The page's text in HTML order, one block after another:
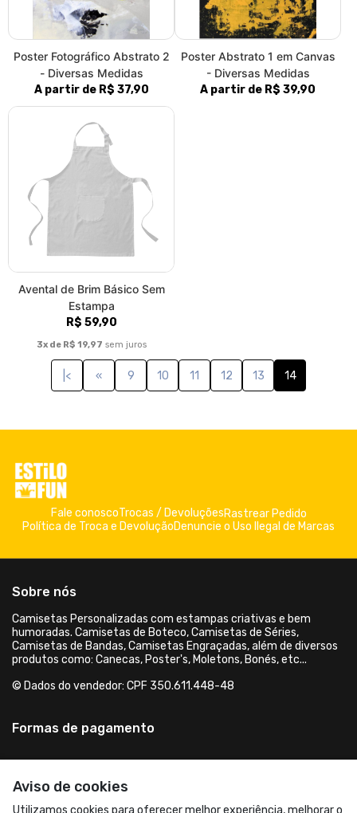
Poster Fotográfico Abstrato 2
- Diversas Medidas
A partir de R$ 37,90
Poster Abstrato 1 em Canvas
- Diversas Medidas
A partir de R$ 39,90
Avental de Brim Básico Sem
Estampa
R$ 59,90
3x de R$ 19,97 sem juros
|< « 9 10 11 12 13 14
Aviso de cookies
Utilizamos cookies para oferecer melhor experiência, melhorar o
Fale conoscoTrocas / DevoluçõesRastrear Pedido
Política de Troca e DevoluçãoDenuncie o Uso Ilegal de Marcas
Sobre nós
Camisetas Personalizadas com estampas criativas e bem
humoradas. Camisetas de Boteco, Camisetas de Séries,
Camisetas de Bandas, Camisetas Engraçadas, além de diversos
produtos como: Canecas, Poster's, Moletons, Bonés, etc...
© Dados do vendedor: CPF 350.611.448-48
Formas de pagamento